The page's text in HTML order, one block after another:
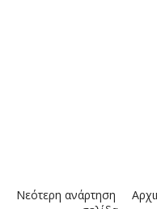
Νεότερη ανάρτηση